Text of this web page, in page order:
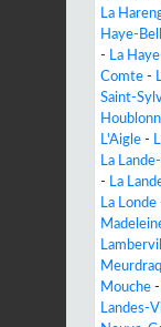
La
Haye-
- La
Comte -
Saint-
L'Aigle -
La
- La
La Londe
Mouche -
Landes-